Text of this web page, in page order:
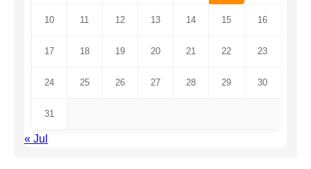
10 11 12 13 14 15 16
17 18 19 20 21 22 23
24 25 26 27 28 29 30
31
« Jul